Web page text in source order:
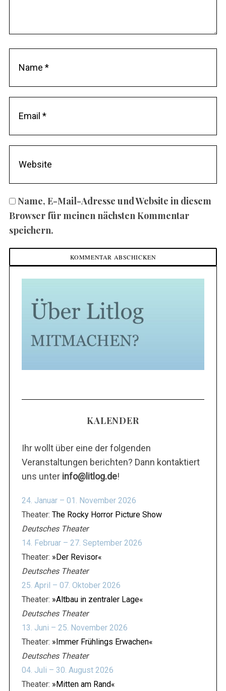
Name, E-Mail-Adresse und Website in diesem
Browser für meinen nächsten Kommentar
speichern.
KALENDER
Ihr wollt über eine der folgenden
Veranstaltungen berichten? Dann kontaktiert
uns unter info@litlog.de!
24. Januar – 01. November 2026
Theater: The Rocky Horror Picture Show
Deutsches Theater
14. Februar – 27. September 2026
Theater: »Der Revisor«
Deutsches Theater
25. April – 07. Oktober 2026
Theater: »Altbau in zentraler Lage«
Deutsches Theater
13. Juni – 25. November 2026
Theater: »Immer Frühlings Erwachen«
Deutsches Theater
04. Juli – 30. August 2026
Theater: »Mitten am Rand«